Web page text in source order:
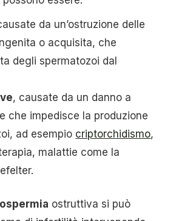
da un’ostruzione delle
o acquisita, che
degli spermatozoi dal
, causate da un danno a
che impedisce la produzione
ad esempio criptorchidismo,
malattie come la
ostruttiva si può